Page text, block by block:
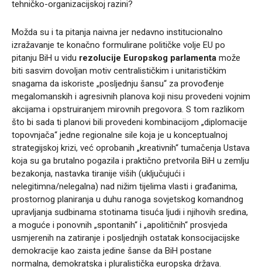
tehničko-organizacijskoj razini?
Možda su i ta pitanja naivna jer nedavno institucionalno
izražavanje te konačno formulirane političke volje EU po
pitanju BiH u vidu rezolucije Europskog parlamenta može
biti sasvim dovoljan motiv centralističkim i unitarističkim
snagama da iskoriste „posljednju šansu“ za provođenje
megalomanskih i agresivnih planova koji nisu provedeni vojnim
akcijama i opstruiranjem mirovnih pregovora. S tom razlikom
što bi sada ti planovi bili provedeni kombinacijom „diplomacije
topovnjača“ jedne regionalne sile koja je u konceptualnoj
strategijskoj krizi, već oprobanih „kreativnih“ tumačenja Ustava
koja su ga brutalno pogazila i praktično pretvorila BiH u zemlju
bezakonja, nastavka tiranije viših (uključujući i
nelegitimna/nelegalna) nad nižim tijelima vlasti i građanima,
prostornog planiranja u duhu ranoga sovjetskog komandnog
upravljanja sudbinama stotinama tisuća ljudi i njihovih sredina,
a moguće i ponovnih „spontanih“ i „apolitičnih“ prosvjeda
usmjerenih na zatiranje i posljednjih ostatak konsocijacijske
demokracije kao zaista jedine šanse da BiH postane
normalna, demokratska i pluralistička europska država.